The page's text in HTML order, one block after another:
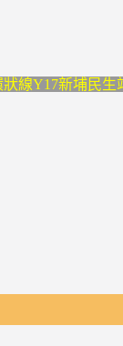
狀線Y17新埔民生